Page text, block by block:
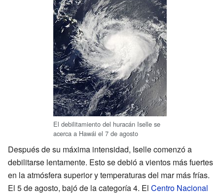
El debilitamiento del huracán Iselle se
acerca a Hawái el 7 de agosto
Después de su máxima intensidad, Iselle comenzó a
debilitarse lentamente. Esto se debió a vientos más fuertes
en la atmósfera superior y temperaturas del mar más frías.
El 5 de agosto, bajó de la categoría 4. El Centro Nacional